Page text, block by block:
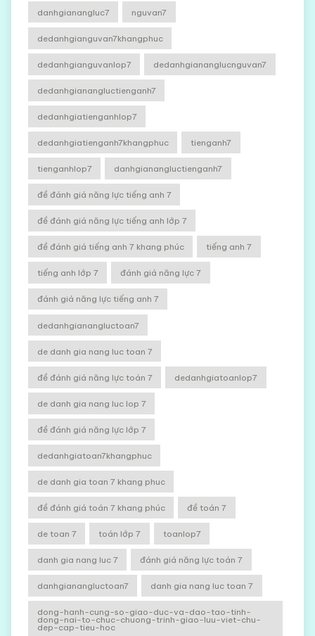
danhgianangluc7 nguvan7
dedanhgianguvan7khangphuc
dedanhgianguvanlop7 dedanhgiananglucnguvan7
dedanhgianangluctienganh7
dedanhgiatienganhlop7
dedanhgiatienganh7khangphuc tienganh7
tienganhlop7 danhgianangluctienganh7
đề đánh giá năng lực tiếng anh 7
đề đánh giá năng lực tiếng anh lớp 7
đề đánh giá tiếng anh 7 khang phúc tiếng anh 7
tiếng anh lớp 7 đánh giá năng lực 7
đánh giá năng lực tiếng anh 7
dedanhgianangluctoan7
de danh gia nang luc toan 7
đề đánh giá năng lực toán 7 dedanhgiatoanlop7
de danh gia nang luc lop 7
đề đánh giá năng lực lớp 7
dedanhgiatoan7khangphuc
de danh gia toan 7 khang phuc
đề đánh giá toán 7 khang phúc đề toán 7
de toan 7 toán lớp 7 toanlop7
danh gia nang luc 7 đánh giá năng lực toán 7
danhgianangluctoan7 danh gia nang luc toan 7
dong-hanh-cung-so-giao-duc-va-dao-tao-tinh-
dong-nai-to-chuc-chuong-trinh-giao-luu-viet-chu-
dep-cap-tieu-hoc